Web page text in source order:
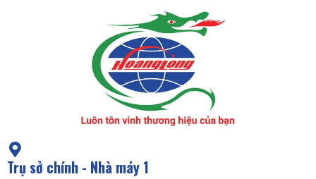
Trụ sở chính - Nhà máy 1